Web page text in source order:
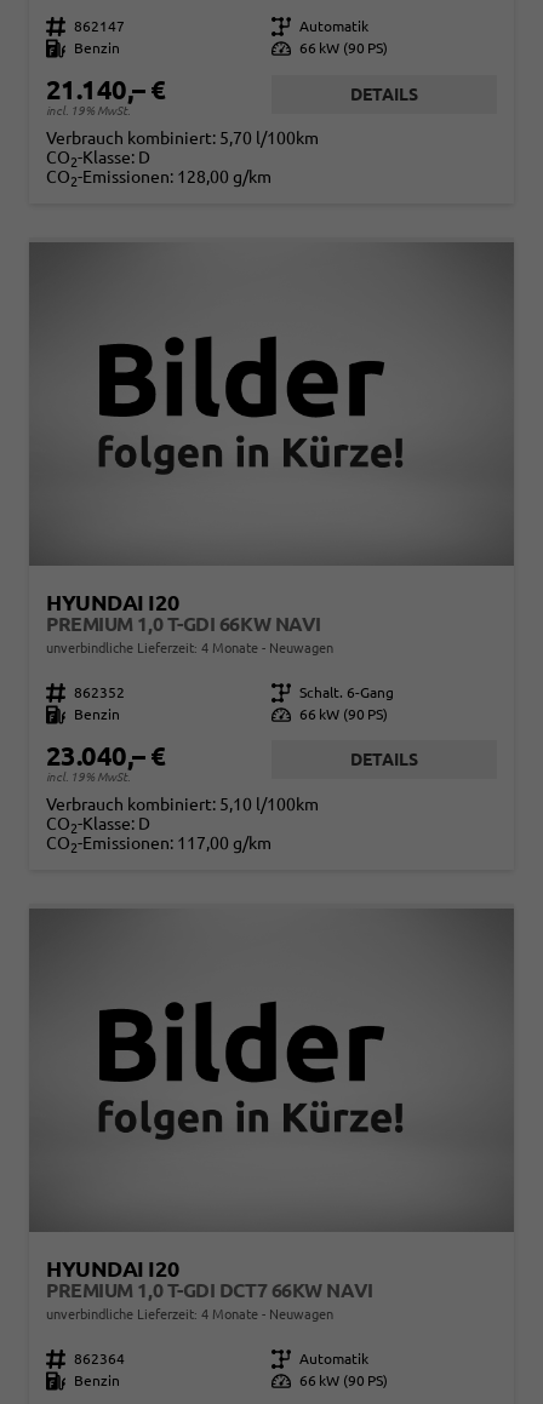
Fahrzeugnr. 862147 Getriebe Automatik
Kraftstoff
Benzin Leistung 66 kW (90 PS)
21.140,– €
incl. 19% MwSt.
DETAILS
Verbrauch kombiniert: 5,70 l/100km
CO2-Klasse: D
CO2-Emissionen: 128,00 g/km
HYUNDAI I20
PREMIUM 1,0 T-GDI 66KW NAVI
unverbindliche Lieferzeit: 4 Monate Neuwagen
Fahrzeugnr. 862352 Getriebe Schalt. 6-Gang
Kraftstoff
Benzin Leistung 66 kW (90 PS)
23.040,– €
incl. 19% MwSt.
DETAILS
Verbrauch kombiniert: 5,10 l/100km
CO2-Klasse: D
CO2-Emissionen: 117,00 g/km
HYUNDAI I20
PREMIUM 1,0 T-GDI DCT7 66KW NAVI
unverbindliche Lieferzeit: 4 Monate Neuwagen
Fahrzeugnr. 862364 Getriebe
Automatik
Kraftstoff
Benzin Leistung 66 kW (90 PS)